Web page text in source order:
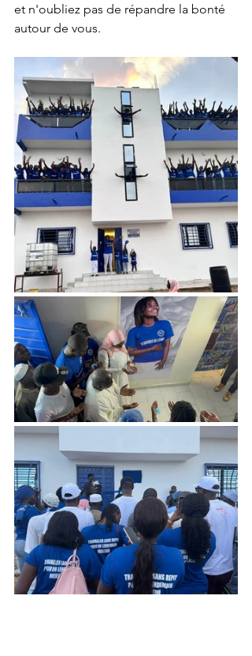
et n'oubliez pas de répandre la bonté
autour de vous.